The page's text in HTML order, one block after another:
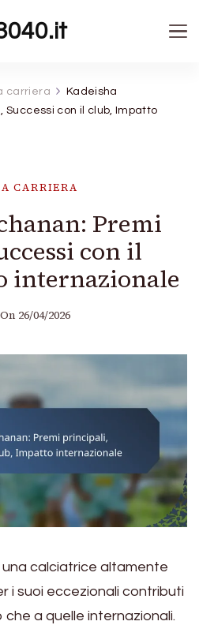
carriera
Kadeisha
Successi con il club, Impatto
CARRIERA
Premi
con il
internazionale
26/04/2026
una calciatrice altamente
i suoi eccezionali contributi
a quelle internazionali.